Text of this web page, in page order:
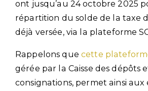
ont jusqu’au 24 octobre 2025
répartition du solde de la taxe
déjà versée, via la plateforme
Rappelons que cette
gérée par la Caisse des dépôts
consignations, permet ainsi